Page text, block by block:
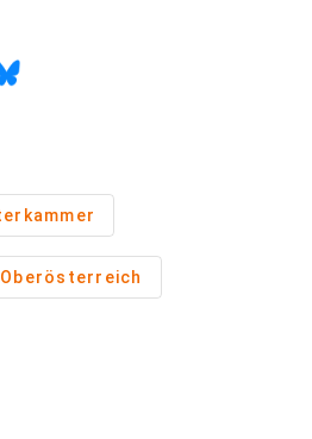
Oberösterreich